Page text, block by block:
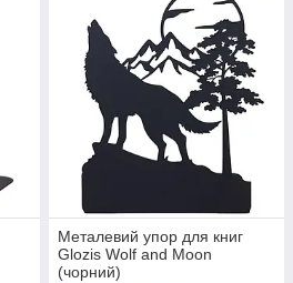
Металевий упор для книг
Glozis Wolf and Moon
(чорний)